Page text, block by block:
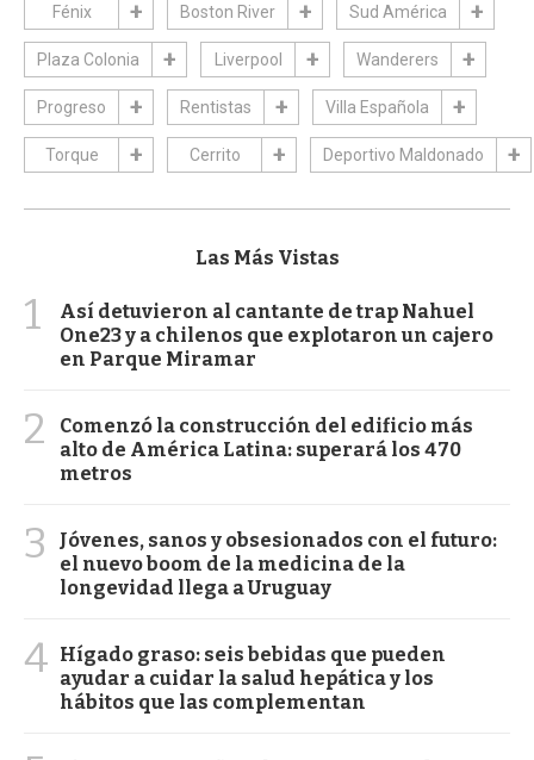
Fénix Boston River Sud América
Plaza Colonia Liverpool Wanderers
Progreso Rentistas Villa Española
Torque Cerrito Deportivo Maldonado
Las Más Vistas
1
Así detuvieron al cantante de trap Nahuel
One23 y a chilenos que explotaron un cajero
en Parque Miramar
2
Comenzó la construcción del edificio más
alto de América Latina: superará los 470
metros
3
Jóvenes, sanos y obsesionados con el futuro:
el nuevo boom de la medicina de la
longevidad llega a Uruguay
4 Hígado graso: seis bebidas que pueden
ayudar a cuidar la salud hepática y los
hábitos que las complementan